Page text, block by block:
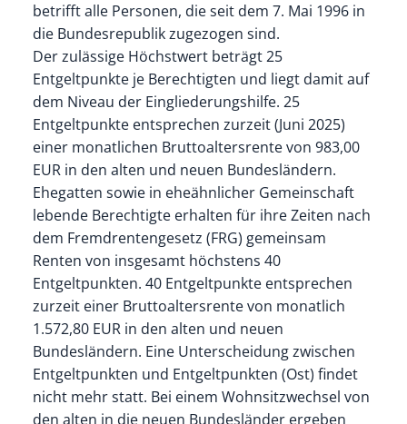
betrifft alle Personen, die seit dem 7. Mai 1996 in
die Bundesrepublik zugezogen sind.
Der zulässige Höchstwert beträgt 25
Entgeltpunkte je Berechtigten und liegt damit auf
dem Niveau der Eingliederungshilfe. 25
Entgeltpunkte entsprechen zurzeit (Juni 2025)
einer monatlichen Bruttoaltersrente von 983,00
EUR in den alten und neuen Bundesländern.
Ehegatten sowie in eheähnlicher Gemeinschaft
lebende Berechtigte erhalten für ihre Zeiten nach
dem Fremdrentengesetz (FRG) gemeinsam
Renten von insgesamt höchstens 40
Entgeltpunkten. 40 Entgeltpunkte entsprechen
zurzeit einer Bruttoaltersrente von monatlich
1.572,80 EUR in den alten und neuen
Bundesländern. Eine Unterscheidung zwischen
Entgeltpunkten und Entgeltpunkten (Ost) findet
nicht mehr statt. Bei einem Wohnsitzwechsel von
den alten in die neuen Bundesländer ergeben